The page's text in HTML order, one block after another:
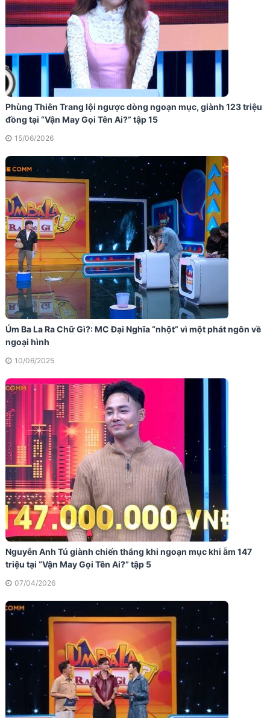
Phùng Thiên Trang lội ngược dòng ngoạn mục, giành 123 triệu
đồng tại “Vận May Gọi Tên Ai?” tập 15
15/06/2026
Úm Ba La Ra Chữ Gì?: MC Đại Nghĩa “nhột” vì một phát ngôn về
ngoại hình
10/06/2025
Nguyễn Anh Tú giành chiến thắng khi ngoạn mục khi ẵm 147
triệu tại “Vận May Gọi Tên Ai?” tập 5
07/04/2026